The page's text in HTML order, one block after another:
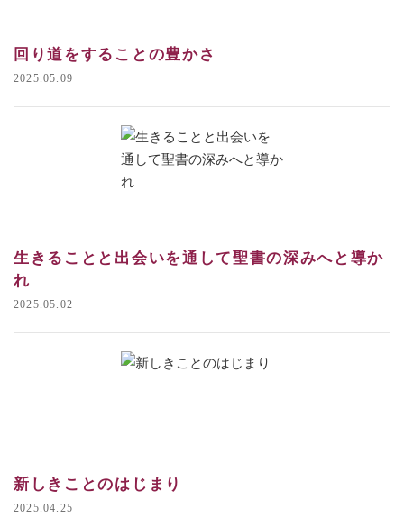
回り道をすることの豊かさ
2025.05.09
生きることと出会いを通して聖書の深みへと導か
れ
2025.05.02
新しきことのはじまり
2025.04.25